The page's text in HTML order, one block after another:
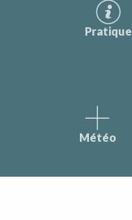
Pratique
Météo